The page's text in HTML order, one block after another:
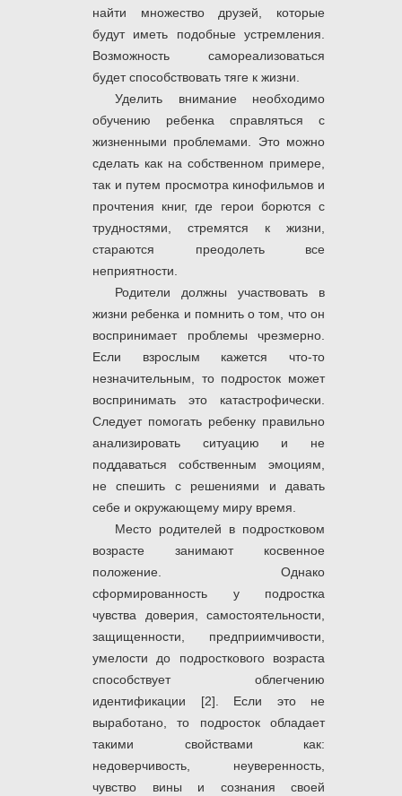
найти множество друзей, которые
будут иметь подобные устремления.
Возможность самореализоваться
будет способствовать тяге к жизни.
Уделить внимание необходимо
обучению ребенка справляться с
жизненными проблемами. Это можно
сделать как на собственном примере,
так и путем просмотра кинофильмов и
прочтения книг, где герои борются с
трудностями, стремятся к жизни,
стараются преодолеть все
неприятности.
Родители должны участвовать в
жизни ребенка и помнить о том, что он
воспринимает проблемы чрезмерно.
Если взрослым кажется что-то
незначительным, то подросток может
воспринимать это катастрофически.
Следует помогать ребенку правильно
анализировать ситуацию и не
поддаваться собственным эмоциям,
не спешить с решениями и давать
себе и окружающему миру время.
Место родителей в подростковом
возрасте занимают косвенное
положение. Однако
сформированность у подростка
чувства доверия, самостоятельности,
защищенности, предприимчивости,
умелости до подросткового возраста
способствует облегчению
идентификации [2]. Если это не
выработано, то подросток обладает
такими свойствами как:
недоверчивость, неуверенность,
чувство вины и сознания своей